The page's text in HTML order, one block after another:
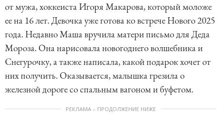
от мужа, хоккеиста Игоря Макарова, который моложе
ее на 16 лет. Девочка уже готова ко встрече Нового 2025
года. Недавно Маша вручила матери письмо для Деда
Мороза. Она нарисовала новогоднего волшебника и
Снегурочку, а также написала, какой подарок хочет от
них получить. Оказывается, малышка грезила о
железной дороге со спальным вагоном и буфетом.
РЕКЛАМА – ПРОДОЛЖЕНИЕ НИЖЕ